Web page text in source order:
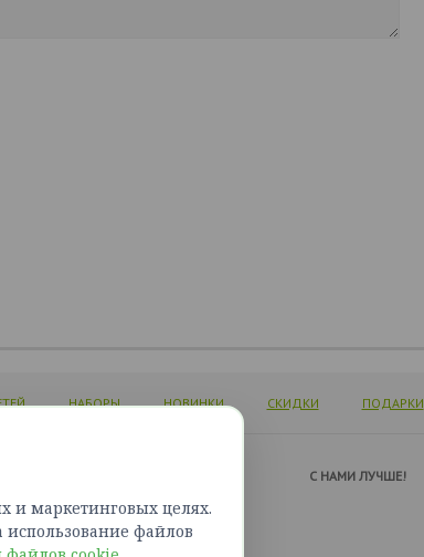
НАБОРЫ НОВИНКИ СКИДКИ ПОДАРКИ
Связаться с нами
Карта сайта
C НАМИ ЛУЧШЕ!
и маркетинговых целях.
файлов